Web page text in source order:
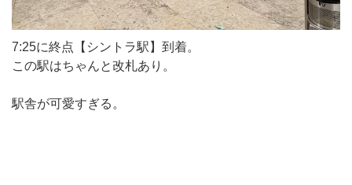
7:25に終点【シントラ駅】到着。
この駅はちゃんと改札あり。
駅舎が可愛すぎる。